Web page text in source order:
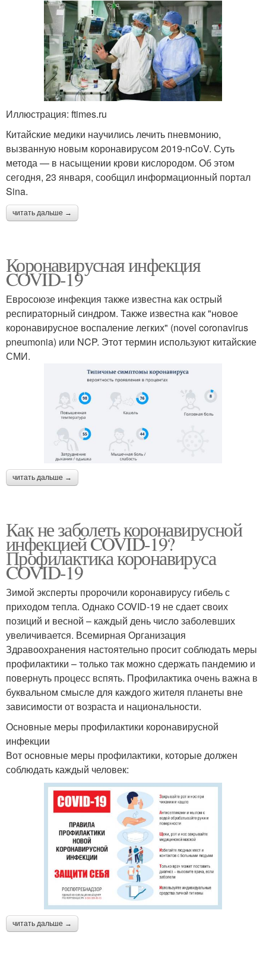
Иллюстрация: ftimes.ru
Китайские медики научились лечить пневмонию,
вызванную новым коронавирусом 2019-nCoV. Суть
метода — в насыщении крови кислородом. Об этом
сегодня, 23 января, сообщил информационный портал
Sina.
читать дальше →
Коронавирусная инфекция
COVID-19
Евросоюзе инфекция также известна как острый
респираторный синдром. Также известна как "новое
коронавирусное воспаление легких" (novel coronavirus
pneumonia) или NCP. Этот термин используют китайские
СМИ.
читать дальше →
Как не заболеть коронавирусной
инфекцией COVID-19?
Профилактика коронавируса
COVID-19
Зимой эксперты пророчили коронавирусу гибель с
приходом тепла. Однако COVID-19 не сдает своих
позиций и весной – каждый день число заболевших
увеличивается. Всемирная Организация
Здравоохранения настоятельно просит соблюдать меры
профилактики – только так можно сдержать пандемию и
повернуть процесс вспять. Профилактика очень важна в
буквальном смысле для каждого жителя планеты вне
зависимости от возраста и национальности.
Основные меры профилактики коронавирусной
инфекции
Вот основные меры профилактики, которые должен
соблюдать каждый человек:
читать дальше →